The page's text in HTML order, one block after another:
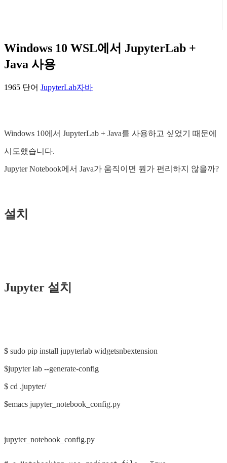
Windows 10 WSL에서 JupyterLab +
Java 사용
1965 단어 JupyterLab자바
Windows 10에서 JupyterLab + Java를 사용하고 싶었기 때문에
시도했습니다.
Jupyter Notebook에서 Java가 움직이면 뭔가 편리하지 않을까?
설치
Jupyter 설치
$ sudo pip install jupyterlab widgetsnbextension
$jupyter lab --generate-config
$ cd .jupyter/
$emacs jupyter_notebook_config.py
jupyter_notebook_config.py